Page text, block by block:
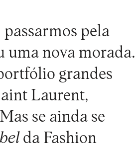
pela
uma nova morada.
grandes
Laurent,
se ainda se
da Fashion